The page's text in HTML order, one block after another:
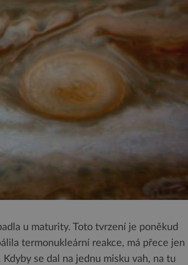
u maturity. Toto tvrzení je poněkud
termonukleární reakce, má přece jen
se dal na jednu misku vah, na tu